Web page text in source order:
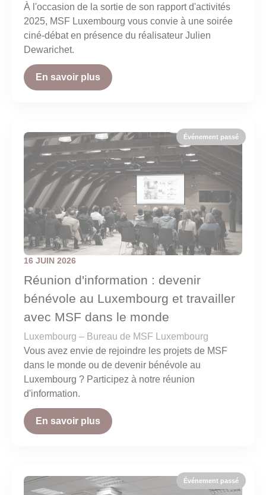
À l'occasion de la sortie de son rapport d'activités
2025, MSF Luxembourg vous convie à une soirée
ciné-débat en présence du réalisateur Julien
Dewarichet.
En savoir plus
16 JUIN 2026
Réunion d'information : devenir
bénévole au Luxembourg et travailler
avec MSF dans le monde
Luxembourg – Bureau de MSF Luxembourg
Vous avez envie de rejoindre les projets de MSF
dans le monde ou de devenir bénévole au
Luxembourg ? Participez à notre réunion
d'information.
En savoir plus